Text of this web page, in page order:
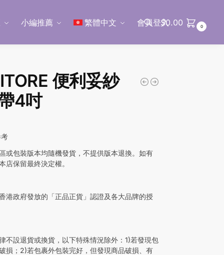
小編推薦 繁體中文 會員登入
$0.00 0
便利妥紗
4吋
或包裝版本均隨機發貨，不提供版本退換。如有
店保留最終決定權。
港政府發放的「正品正貨」認證及各大品牌的授
不設退貨或換貨，以下特殊情況除外：1)若發現包
損；2)若包裹外包裝完好，但發現商品破損、有